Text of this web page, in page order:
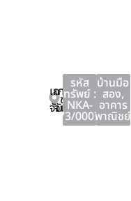
เกาะ
จันทร์
เกาะ
จันทร์
ชลบุรี
รหัส
ทรัพย์ :
NKA-
73/0007
บ้านมือ
สอง,
อาคาร
พาณิชย์